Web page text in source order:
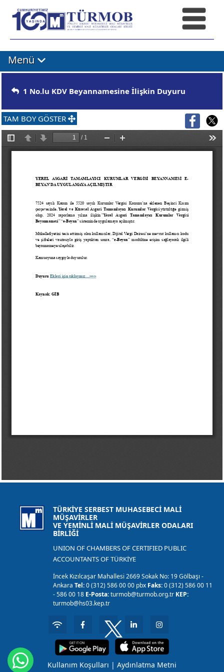
Menü
1 No.lu KDV Beyannamesine İlişkin Duyuru
TAM BOY GÖSTER
TÜRKİYE SERBEST MUHASEBECİ MALİ
MÜŞAVİRLER
VE YEMİNLİ MALİ MÜŞAVİRLER ODALARI
BİRLİĞİ
UNION OF CHAMBERS OF CERTIFIED PUBLIC
ACCOUNTANTS OF TÜRKİYE
İncek Kızılcaşar Mahallesi 2669 Sokak No: 19 Gölbaşı -
AnkaraTel:0 (312) 586 00 00 pbx Faks:0 (312) 586 00 11
- 586 00 18 E-Posta:turmob@turmob.org.tr KEP:
turmob@hs03.kep.tr
Kullanım Koşulları | Aydınlatma Metni